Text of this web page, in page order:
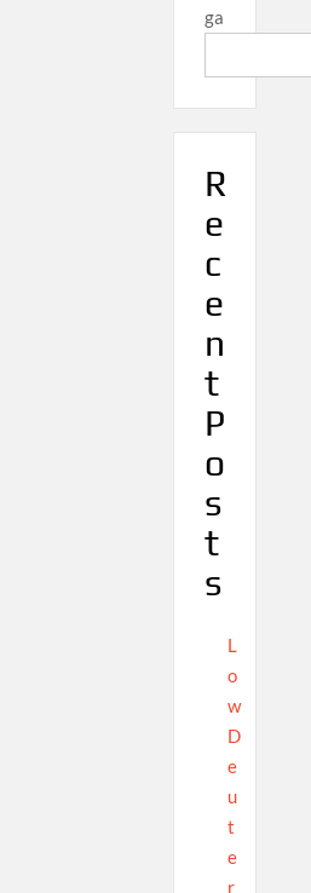
ga
R
e
c
e
n
t
P
o
s
t
s
L
o
w
D
e
u
t
e
r